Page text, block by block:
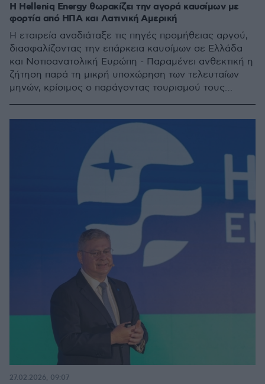
H Helleniq Energy θωρακίζει την αγορά καυσίμων με
φορτία από ΗΠΑ και Λατινική Αμερική
Η εταιρεία αναδιάταξε τις πηγές προμήθειας αργού,
διασφαλίζοντας την επάρκεια καυσίμων σε Ελλάδα
και Νοτιοανατολική Ευρώπη - Παραμένει ανθεκτική η
ζήτηση παρά τη μικρή υποχώρηση των τελευταίων
μηνών, κρίσιμος ο παράγοντας τουρισμού τους
27.02.2026, 09:07